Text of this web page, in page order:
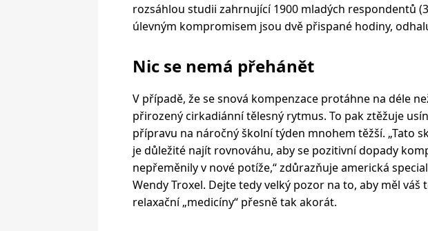
rozsáhlou studii zahrnující 1900 mladých respondentů
úlevným kompromisem jsou dvě přispané hodiny,
Nic se nemá přehánět
V případě, že se snová kompenzace protáhne na déle
přirozený cirkadiánní tělesný rytmus. To pak ztěžuje
přípravu na náročný školní týden mnohem těžší. „Tato
je důležité najít rovnováhu, aby se pozitivní dopady
nepřeměnily v nové potíže,“ zdůrazňuje americká
Wendy Troxel. Dejte tedy velký pozor na to, aby měl
relaxační „medicíny“ přesně tak akorát.